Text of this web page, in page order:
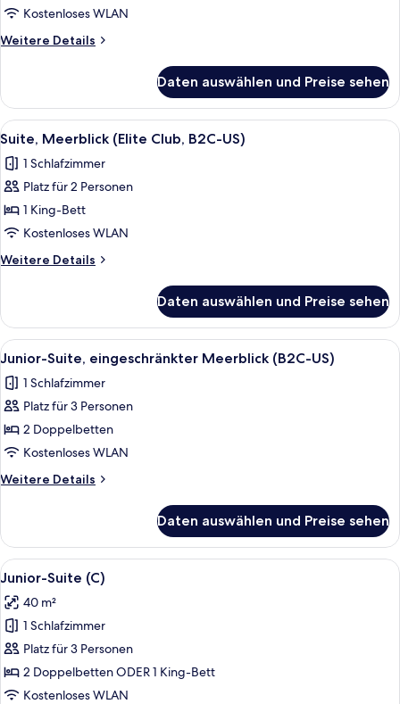
Meerblick
(B2C-
US)
Kostenloses WLAN
Weitere Details
Weitere
Suite,
Meerblick
(B2C-
Daten auswählen und Preise sehen
Alle
Fotos
für
Suite,
Meerblick
(Elite
Club,
B2C-
anzeigen
Ein Hotelzimmer mit einem großen
14
Suite, Meerblick (Elite Club, B2C-US)
1 Schlafzimmer
Platz für 2 Personen
1 King-Bett
Kostenloses WLAN
Weitere Details
Weitere
Meerblick
(Elite
Club,
US)
Daten auswählen und Preise sehen
Alle
Fotos
für
Junior-
Suite,
eingeschränkter
Meerblick
(B2C-
anzeigen
Ein Hotelzimmer mit zwei Betten,
7
Junior-Suite, eingeschränkter Meerblick (B2C-US)
1 Schlafzimmer
Platz für 3 Personen
2 Doppelbetten
Kostenloses WLAN
Weitere Details
Weitere
Suite,
eingeschränkter
Meerblick
US)
Daten auswählen und Preise sehen
Alle
Fotos
für
Junior-
Suite
(C)
anzeigen
Ein modernes Hotelzimmer mit
6
Junior-Suite (C)
40 m²
1 Schlafzimmer
Platz für 3 Personen
2 Doppelbetten ODER 1 King-Bett
Kostenloses WLAN